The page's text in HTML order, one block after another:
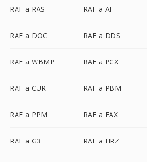
RAF a RAS RAF a AI
RAF a DOC RAF a DDS
RAF a WBMP RAF a PCX
RAF a CUR RAF a PBM
RAF a PPM RAF a FAX
RAF a G3 RAF a HRZ